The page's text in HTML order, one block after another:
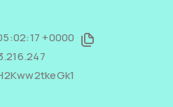
+0000